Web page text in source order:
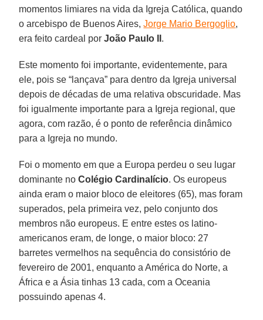
momentos limiares na vida da Igreja Católica, quando
o arcebispo de Buenos Aires,Jorge Mario Bergoglio,
era feito cardeal por João Paulo II .
Este momento foi importante, evidentemente, para
ele, pois se “lançava” para dentro da Igreja universal
depois de décadas de uma relativa obscuridade. Mas
foi igualmente importante para a Igreja regional, que
agora, com razão, é o ponto de referência dinâmico
para a Igreja no mundo.
Foi o momento em que a Europa perdeu o seu lugar
dominante noColégio Cardinalício. Os europeus
ainda eram o maior bloco de eleitores (65), mas foram
superados, pela primeira vez, pelo conjunto dos
membros não europeus. E entre estes os latino-
americanos eram, de longe, o maior bloco: 27
barretes vermelhos na sequência do consistório de
fevereiro de 2001, enquanto a América do Norte, a
África e a Ásia tinhas 13 cada, com a Oceania
possuindo apenas 4.